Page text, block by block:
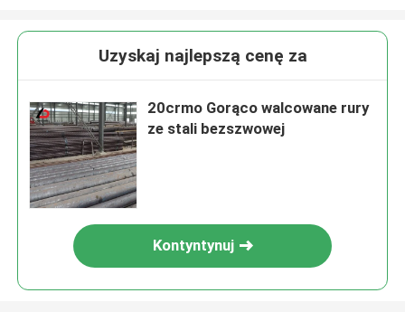
Uzyskaj najlepszą cenę za
20crmo Gorąco walcowane rury
ze stali bezszwowej
Kontyntynuj